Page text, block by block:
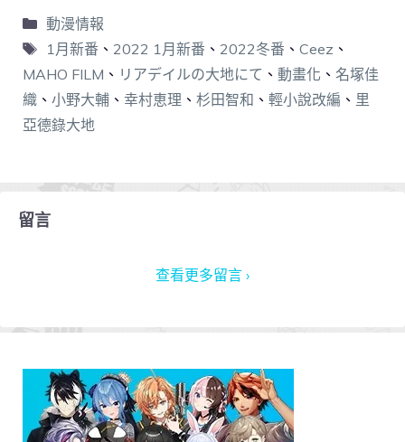
動漫情報
1月新番 、 2022 1月新番 、 2022冬番 、 Ceez 、
MAHO FILM 、 リアデイルの大地にて 、 動畫化 、 名塚佳
織 、 小野大輔 、 幸村恵理 、 杉田智和 、 輕小說改編 、 里
亞德錄大地
留言
查看更多留言 ›